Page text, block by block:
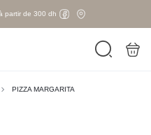
partir de 300 dh
PIZZA MARGARITA